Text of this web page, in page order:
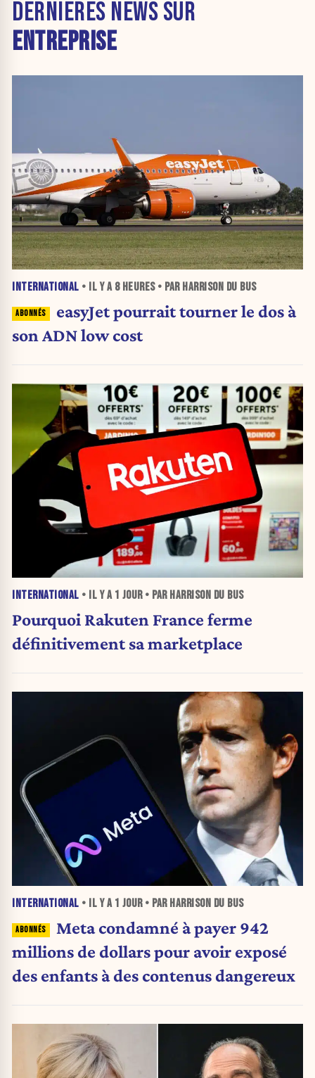
DERNIÈRES NEWS SUR
ENTREPRISE
INTERNATIONAL • IL Y A 8 HEURES• PAR HARRISON DU BUS
easyJet pourrait tourner le dos à
son ADN low cost
INTERNATIONAL • IL Y A 1 JOUR• PAR HARRISON DU BUS
Pourquoi Rakuten France ferme
définitivement sa marketplace
INTERNATIONAL • IL Y A 1 JOUR• PAR HARRISON DU BUS
Meta condamné à payer 942
millions de dollars pour avoir exposé
des enfants à des contenus dangereux